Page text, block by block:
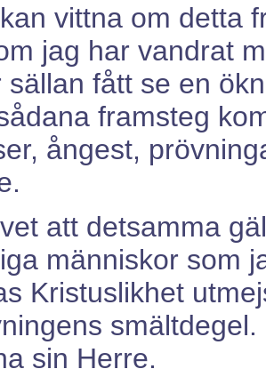
vittna om detta
jag har vandrat
sällan fått se en
framsteg
ångest,
att detsamma
människor som
Kristuslikhet
sin Herre.